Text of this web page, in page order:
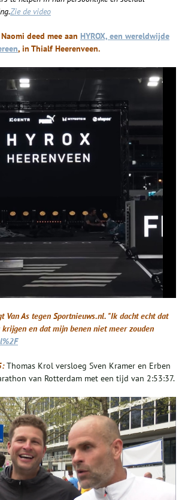
Zie de video
deed mee aan HYROX, een wereldwijde
, in Thialf Heerenveen.
Van As tegen Sportnieuws.nl. "Ik dacht echt dat
en dat mijn benen niet meer zouden
Thomas Krol versloeg Sven Kramer en Erben
van Rotterdam met een tijd van 2:53:37.